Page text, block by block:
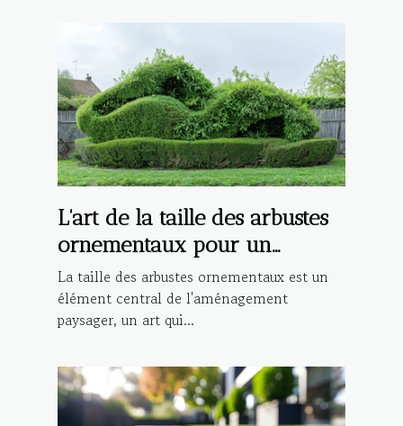
L'art de la taille des arbustes
ornementaux pour un
extérieur esthétique et
structuré
La taille des arbustes ornementaux est un
élément central de l'aménagement
paysager, un art qui...